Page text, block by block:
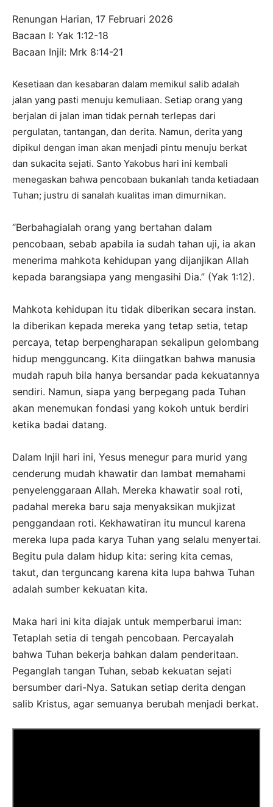
Renungan Harian, 17 Februari 2026
Bacaan I: Yak 1:12-18
Bacaan Injil: Mrk 8:14-21
Kesetiaan dan kesabaran dalam memikul salib adalah
jalan yang pasti menuju kemuliaan. Setiap orang yang
berjalan di jalan iman tidak pernah terlepas dari
pergulatan, tantangan, dan derita. Namun, derita yang
dipikul dengan iman akan menjadi pintu menuju berkat
dan sukacita sejati. Santo Yakobus hari ini kembali
menegaskan bahwa pencobaan bukanlah tanda ketiadaan
Tuhan; justru di sanalah kualitas iman dimurnikan.
“Berbahagialah orang yang bertahan dalam
pencobaan, sebab apabila ia sudah tahan uji, ia akan
menerima mahkota kehidupan yang dijanjikan Allah
kepada barangsiapa yang mengasihi Dia.” (Yak 1:12).
Mahkota kehidupan itu tidak diberikan secara instan.
Ia diberikan kepada mereka yang tetap setia, tetap
percaya, tetap berpengharapan sekalipun gelombang
hidup mengguncang. Kita diingatkan bahwa manusia
mudah rapuh bila hanya bersandar pada kekuatannya
sendiri. Namun, siapa yang berpegang pada Tuhan
akan menemukan fondasi yang kokoh untuk berdiri
ketika badai datang.
Dalam Injil hari ini, Yesus menegur para murid yang
cenderung mudah khawatir dan lambat memahami
penyelenggaraan Allah. Mereka khawatir soal roti,
padahal mereka baru saja menyaksikan mukjizat
penggandaan roti. Kekhawatiran itu muncul karena
mereka lupa pada karya Tuhan yang selalu menyertai.
Begitu pula dalam hidup kita: sering kita cemas,
takut, dan terguncang karena kita lupa bahwa Tuhan
adalah sumber kekuatan kita.
Maka hari ini kita diajak untuk memperbarui iman:
Tetaplah setia di tengah pencobaan. Percayalah
bahwa Tuhan bekerja bahkan dalam penderitaan.
Peganglah tangan Tuhan, sebab kekuatan sejati
bersumber dari-Nya. Satukan setiap derita dengan
salib Kristus, agar semuanya berubah menjadi berkat.